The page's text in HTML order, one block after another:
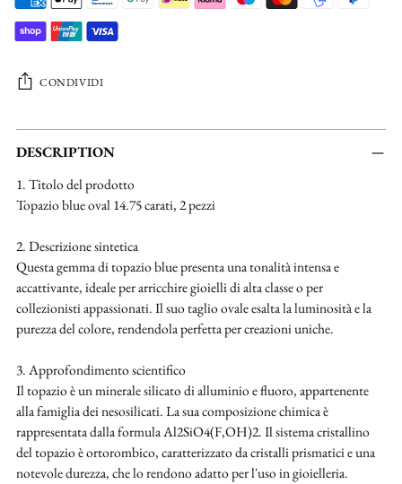
CONDIVIDI
Aggiungere
un
al
carrello...
DESCRIPTION
1. Titolo del prodotto
Topazio blue oval 14.75 carati, 2 pezzi
2. Descrizione sintetica
Questa gemma di topazio blue presenta una tonalità intensa e
accattivante, ideale per arricchire gioielli di alta classe o per
collezionisti appassionati. Il suo taglio ovale esalta la luminosità e la
purezza del colore, rendendola perfetta per creazioni uniche.
3. Approfondimento scientifico
Il topazio è un minerale silicato di alluminio e fluoro, appartenente
alla famiglia dei nesosilicati. La sua composizione chimica è
rappresentata dalla formula Al2SiO4(F,OH)2. Il sistema cristallino
del topazio è ortorombico, caratterizzato da cristalli prismatici e una
notevole durezza, che lo rendono adatto per l'uso in gioielleria.